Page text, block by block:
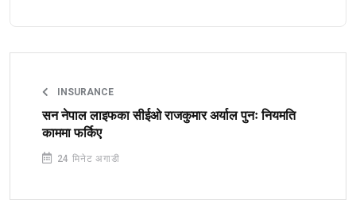
INSURANCE
सन नेपाल लाइफका सीईओ राजकुमार अर्याल पुनः नियमति
काममा फर्किए
24 मिनेट अगाडी